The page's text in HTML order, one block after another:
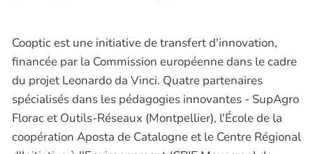
Cooptic est une initiative de transfert d'innovation,
financée par la Commission européenne dans le cadre
du projet Leonardo da Vinci. Quatre partenaires
spécialisés dans les pédagogies innovantes - SupAgro
Florac et Outils-Réseaux (Montpellier), l'École de la
coopération Aposta de Catalogne et le Centre Régional